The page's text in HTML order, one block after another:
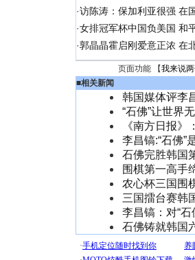
·访陈涛：保加利亚很强 在
·女排冠军杯中国负美国 和
·郭晶晶霍启刚爱意正浓 在
页面功能 【我来说
■相关新闻
韩国媒体评李
“石佛”让世界
《南方日报》
李昌镐:“石佛”
石佛完胜韩国
围棋第一高手
农心杯三国围
三国擂台赛韩
李昌镐：对“
石佛铸就韩国